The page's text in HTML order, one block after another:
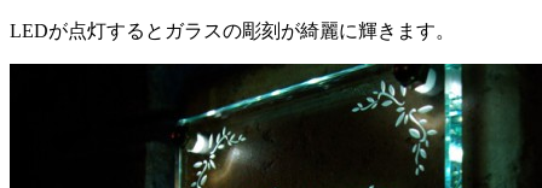
ン
LEDが点灯するとガラスの彫刻が綺麗に輝きます。